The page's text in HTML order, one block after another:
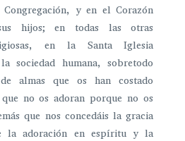
Congregación, y en el Corazón
hijos; en todas las otras
en la Santa Iglesia
sociedad humana, sobretodo
almas que os han costado
no os adoran porque no os
que nos concedáis la gracia
la adoración en espíritu y la